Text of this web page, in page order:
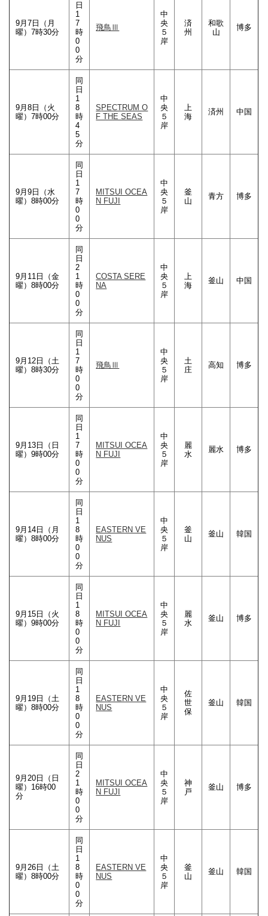
9月7日（月
曜）7時30分
日
1
7
時
0
0
分
飛鳥Ⅲ
中
央
５
岸
済
州
和歌
山
博多
9月8日（火
曜）7時00分
同
日
1
8
時
4
5
分
SPECTRUM O
F THE SEAS
中
央
５
岸
上
海
済州 中国
9月9日（水
曜）8時00分
同
日
1
7
時
0
0
分
MITSUI OCEA
N FUJI
中
央
５
岸
釜
山
青方 博多
9月11日（金
曜）8時00分
同
日
2
1
時
0
0
分
COSTA SERE
NA
中
央
５
岸
上
海
釜山 中国
9月12日（土
曜）8時30分
同
日
1
7
時
0
0
分
飛鳥Ⅲ
中
央
５
岸
土
庄
高知 博多
9月13日（日
曜）9時00分
同
日
1
7
時
0
0
分
MITSUI OCEA
N FUJI
中
央
５
岸
麗
水
麗水 博多
9月14日（月
曜）8時00分
同
日
1
8
時
0
0
分
EASTERN VE
NUS
中
央
５
岸
釜
山
釜山 韓国
9月15日（火
曜）9時00分
同
日
1
8
時
0
0
分
MITSUI OCEA
N FUJI
中
央
５
岸
麗
水
釜山 博多
9月19日（土
曜）8時00分
同
日
1
8
時
0
0
分
EASTERN VE
NUS
中
央
５
岸
佐
世
保
釜山 韓国
9月20日（日
曜）16時00
分
同
日
2
1
時
0
0
分
MITSUI OCEA
N FUJI
中
央
５
岸
神
戸
釜山 博多
9月26日（土
曜）8時00分
同
日
1
8
時
0
0
分
EASTERN VE
NUS
中
央
５
岸
釜
山
釜山 韓国